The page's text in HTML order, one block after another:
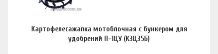
Картофелесажалка мотоблочная с бункером для
удобрений П-1ЦУ (К3Ц35Б)